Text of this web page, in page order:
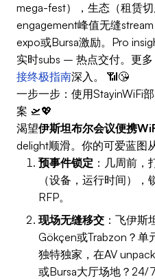
mega-fest），生态（租赁
engagement峰值无缝
expo或Bursa激励。Pro
实时subs – 热点交付。更
接终极指南深入。 📶😘
一步一步：使用StayinWiFi
案 🛫💖
渴望伊斯坦布尔会议便携
delight顺滑。你的可爱蓝图
预事件锁定 ：几周前，
（设备，运行时间）
RFP。
现场无缝移交 ：飞伊斯
Gökçen或Trabzon？单
独特独家，在AV
或Bursa大厅场地？24/